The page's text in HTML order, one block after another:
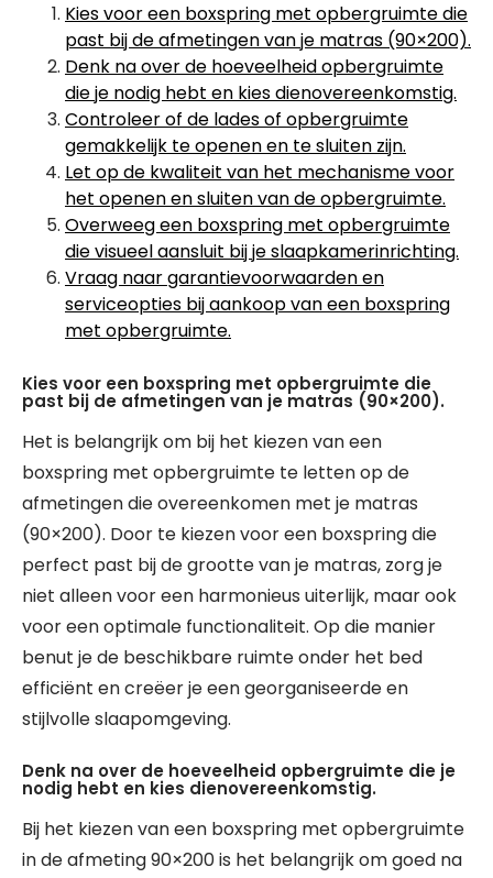
Kies voor een boxspring met opbergruimte die
past bij de afmetingen van je matras (90×200).
Denk na over de hoeveelheid opbergruimte
die je nodig hebt en kies dienovereenkomstig.
Controleer of de lades of opbergruimte
gemakkelijk te openen en te sluiten zijn.
Let op de kwaliteit van het mechanisme voor
het openen en sluiten van de opbergruimte.
Overweeg een boxspring met opbergruimte
die visueel aansluit bij je slaapkamerinrichting.
Vraag naar garantievoorwaarden en
serviceopties bij aankoop van een boxspring
met opbergruimte.
Kies voor een boxspring met opbergruimte die
past bij de afmetingen van je matras (90×200).
Het is belangrijk om bij het kiezen van een
boxspring met opbergruimte te letten op de
afmetingen die overeenkomen met je matras
(90×200). Door te kiezen voor een boxspring die
perfect past bij de grootte van je matras, zorg je
niet alleen voor een harmonieus uiterlijk, maar ook
voor een optimale functionaliteit. Op die manier
benut je de beschikbare ruimte onder het bed
efficiënt en creëer je een georganiseerde en
stijlvolle slaapomgeving.
Denk na over de hoeveelheid opbergruimte die je
nodig hebt en kies dienovereenkomstig.
Bij het kiezen van een boxspring met opbergruimte
in de afmeting 90×200 is het belangrijk om goed na